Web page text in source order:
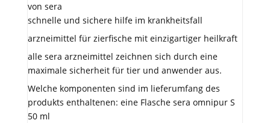
von sera
schnelle und sichere hilfe im krankheitsfall
arzneimittel für zierfische mit einzigartiger heilkraft
alle sera arzneimittel zeichnen sich durch eine
maximale sicherheit für tier und anwender aus.
Welche komponenten sind im lieferumfang des
produkts enthaltenen: eine Flasche sera omnipur S
50 ml